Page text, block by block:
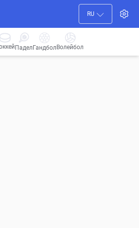
RU
ПаделГандбол Волейбол